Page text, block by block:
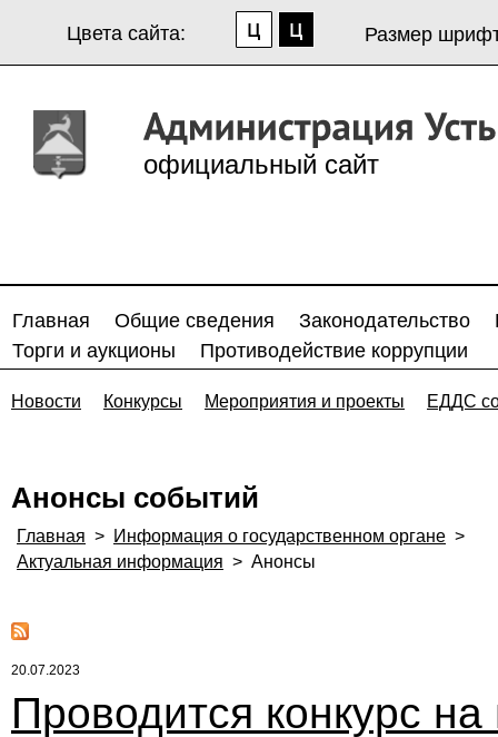
Цвета сайта: Размер
официальный сайт
Главная Общие сведения Законодательство
Торги и аукционы
Противодействие коррупции
Новости Конкурсы Мероприятия и проекты ЕДДС
Анонсы событий
Главная > Информация о государственном органе >
Актуальная информация > Анонсы
20.07.2023
Проводится конкурс